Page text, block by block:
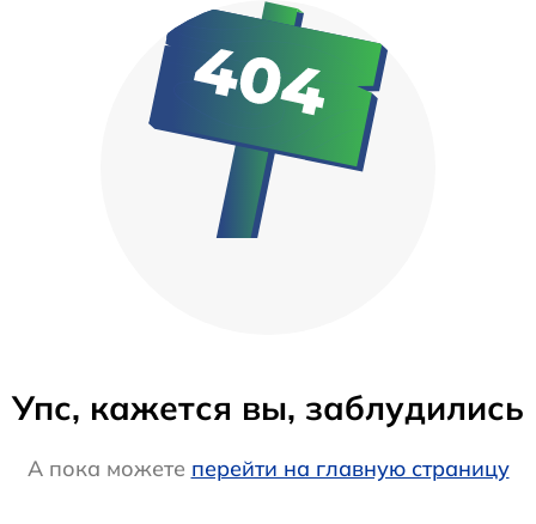
Упс, кажется вы, заблудились
А пока можете перейти на главную страницу